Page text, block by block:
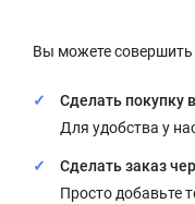
Вы можете
Сделать покупку
Для удобства у
Сделать заказ
Просто добавьте